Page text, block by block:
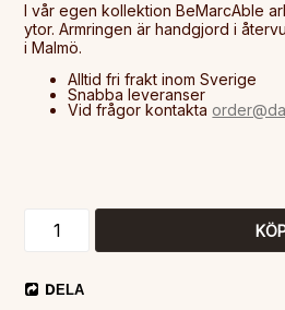
I vår egen kollektion BeMarcAble
ytor. Armringen är handgjord i
Alltid fri frakt inom Sverige
Snabba leveranser
Vid frågor kontakta
DELA